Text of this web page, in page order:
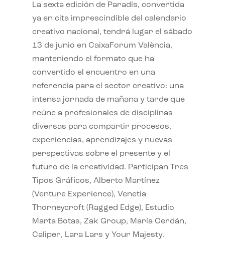
La sexta edición de Paradís, convertida
ya en cita imprescindible del calendario
creativo nacional, tendrá lugar el sábado
13 de junio en CaixaForum València,
manteniendo el formato que ha
convertido el encuentro en una
referencia para el sector creativo: una
intensa jornada de mañana y tarde que
reúne a profesionales de disciplinas
diversas para compartir procesos,
experiencias, aprendizajes y nuevas
perspectivas sobre el presente y el
futuro de la creatividad. Participan Tres
Tipos Gráficos, Alberto Martínez
(Venture Experience), Venetia
Thorneycroft (Ragged Edge), Estudio
Marta Botas, Zak Group, María Cerdán,
Caliper, Lara Lars y Your Majesty.